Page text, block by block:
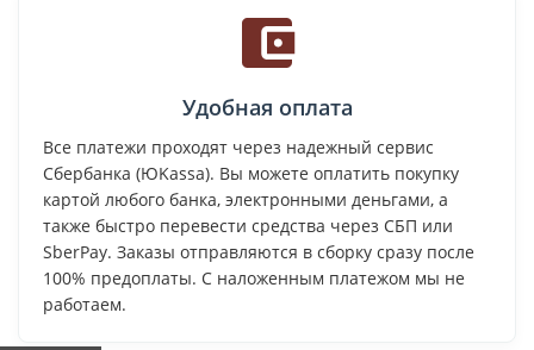
Удобная оплата
Все платежи проходят через надежный сервис
Сбербанка (ЮKassa). Вы можете оплатить покупку
картой любого банка, электронными деньгами, а
также быстро перевести средства через СБП или
SberPay. Заказы отправляются в сборку сразу после
100% предоплаты. С наложенным платежом мы не
работаем.